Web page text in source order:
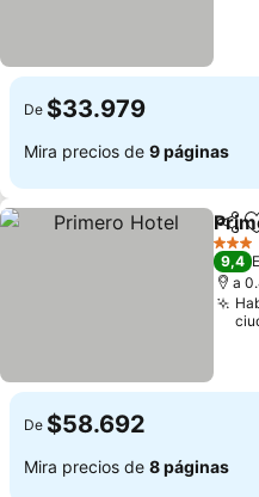
De $33.979
Mira precios de 9 páginas
3
9,4
a
De $58.692
Mira precios de 8 páginas